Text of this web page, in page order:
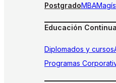
PostgradoMBA
Educación Continua
Diplomados y cursos
Programas